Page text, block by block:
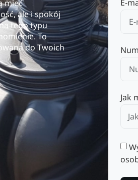
mieć
ale i spokój
tego typu
To
do Twoich
E-
Jak